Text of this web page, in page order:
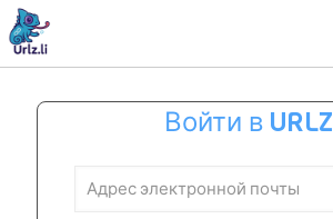
Войти в URLZ